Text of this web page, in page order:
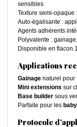
sensibles
Texture semi-opaque
Auto-égalisante :
Agents adhérents
Polyvalente :
Disponible en flacon
Applications
Gainage naturel pour
Mini extensions sur
Base builder sous
Parfaite pour les
Protocole